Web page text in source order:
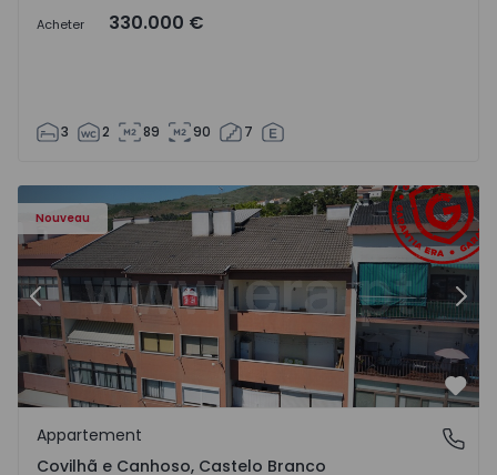
Acheter 330.000 €
3 2 89 90 7
Nouveau
- 18
Appartement T2 Covilhã, Covilhã e Canhoso - 1497806 -
Précédent
Covilhã e Canhoso, Castelo Branco
Appartement
Covilhã e Canhoso, Castelo Branco